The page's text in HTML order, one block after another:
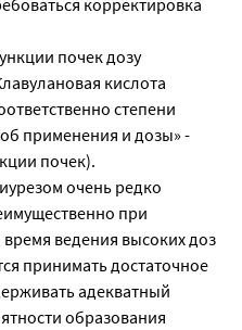
корректировка
почек дозу
кислота
степени
применения и дозы» -
почек).
очень редко
при
ведения высоких доз
принимать достаточное
адекватный
образования